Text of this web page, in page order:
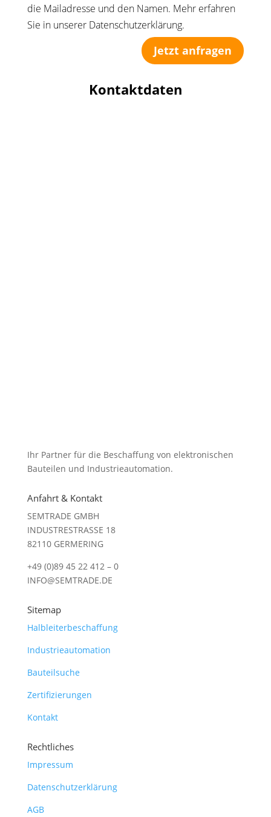
die Mailadresse und den Namen. Mehr erfahren
Sie in unserer Datenschutzerklärung.
Jetzt anfragen
Kontaktdaten
Ihr Partner für die Beschaffung von elektronischen
Bauteilen und Industrieautomation.
Anfahrt & Kontakt
SEMTRADE GMBH
INDUSTRESTRASSE 18
82110 GERMERING
+49 (0)89 45 22 412 – 0
INFO@SEMTRADE.DE
Sitemap
Halbleiterbeschaffung
Industrieautomation
Bauteilsuche
Zertifizierungen
Kontakt
Rechtliches
Impressum
Datenschutzerklärung
AGB